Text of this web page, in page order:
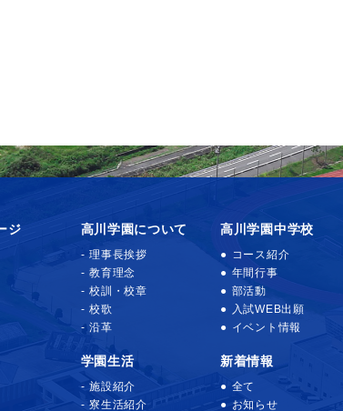
ジ 高川学園について
理事長挨拶
教育理念
校訓・校章
校歌
沿革
学園生活
施設紹介
寮生活紹介
高川学園中学校
コース紹介
年間行事
部活動
入試WEB出願
イベント情報
新着情報
全て
お知らせ